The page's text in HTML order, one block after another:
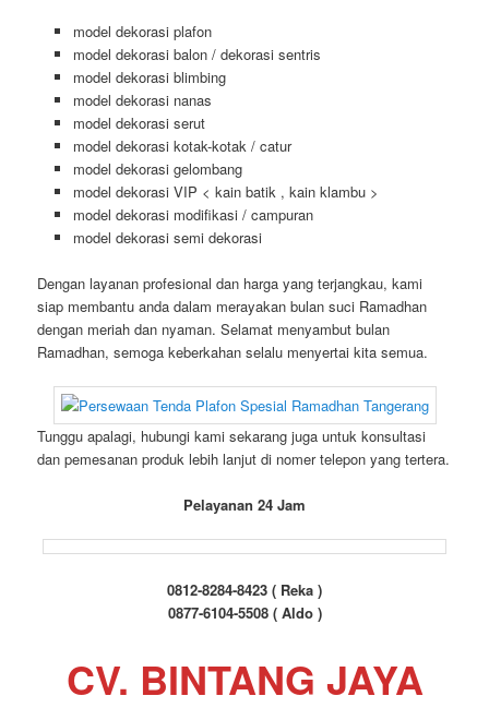
model dekorasi plafon
model dekorasi balon / dekorasi sentris
model dekorasi blimbing
model dekorasi nanas
model dekorasi serut
model dekorasi kotak-kotak / catur
model dekorasi gelombang
model dekorasi VIP < kain batik , kain klambu >
model dekorasi modifikasi / campuran
model dekorasi semi dekorasi
Dengan layanan profesional dan harga yang terjangkau, kami
siap membantu anda dalam merayakan bulan suci Ramadhan
dengan meriah dan nyaman. Selamat menyambut bulan
Ramadhan, semoga keberkahan selalu menyertai kita semua.
Tunggu apalagi, hubungi kami sekarang juga untuk konsultasi
dan pemesanan produk lebih lanjut di nomer telepon yang tertera.
Pelayanan 24 Jam
0812-8284-8423 ( Reka )
0877-6104-5508 ( Aldo )
CV. BINTANG JAYA